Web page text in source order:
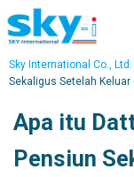
Sky International Co., Ltd.
Sekaligus Setelah Keluar
Apa itu
Pensiun